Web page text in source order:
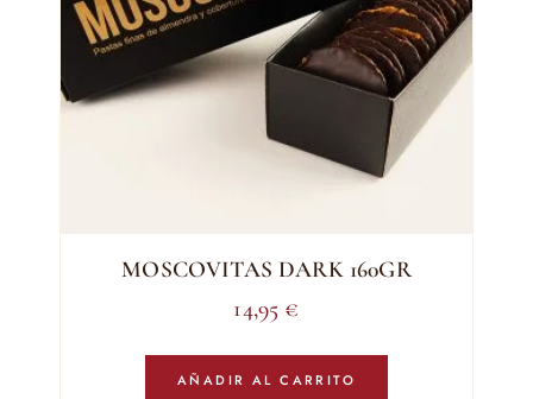
MOSCOVITAS DARK 160GR
14,95 €
AÑADIR AL CARRITO